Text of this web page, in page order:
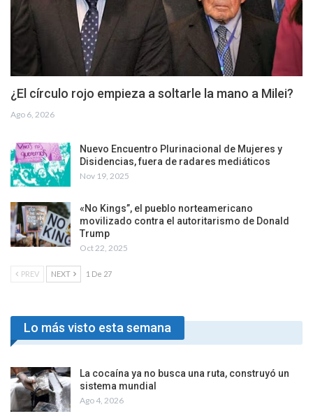
¿El círculo rojo empieza a soltarle la mano a Milei?
Ago 6, 2026
Nuevo Encuentro Plurinacional de Mujeres y
Disidencias, fuera de radares mediáticos
Nov 19, 2025
«No Kings”, el pueblo norteamericano
movilizado contra el autoritarismo de Donald
Trump
Oct 22, 2025
PREV NEXT 1 De 27
Lo más visto esta semana
La cocaína ya no busca una ruta, construyó un
sistema mundial
Ago 4, 2026